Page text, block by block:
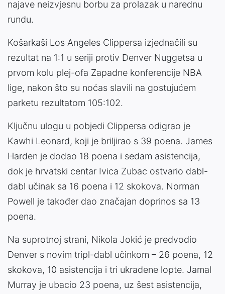
najave neizvjesnu borbu za prolazak u narednu
rundu.
Košarkaši Los Angeles Clippersa izjednačili su
rezultat na 1:1 u seriji protiv Denver Nuggetsa u
prvom kolu plej-ofa Zapadne konferencije NBA
lige, nakon što su noćas slavili na gostujućem
parketu rezultatom 105:102.
Ključnu ulogu u pobjedi Clippersa odigrao je
Kawhi Leonard, koji je briljirao s 39 poena. James
Harden je dodao 18 poena i sedam asistencija,
dok je hrvatski centar Ivica Zubac ostvario dabl-
dabl učinak sa 16 poena i 12 skokova. Norman
Powell je također dao značajan doprinos sa 13
poena.
Na suprotnoj strani, Nikola Jokić je predvodio
Denver s novim tripl-dabl učinkom – 26 poena, 12
skokova, 10 asistencija i tri ukradene lopte. Jamal
Murray je ubacio 23 poena, uz šest asistencija,